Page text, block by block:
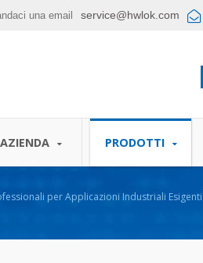
una email service@hwlok.com
AZIENDA PRODOTTI
per Applicazioni Industriali Esigenti